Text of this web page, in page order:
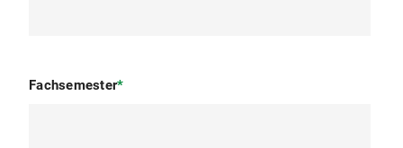
Fachsemester*